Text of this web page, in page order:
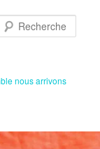
nous arrivons